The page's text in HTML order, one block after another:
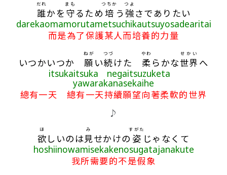
誰
だれ
かを 守
まも
るため 培
つちか
う 強
つよ
さでありたい
darekaomamorutametsuchikautsuyosadearitai
而是為了保護某人而培養的力量
いつかいつか 願
ねが
い続
つづ
けた 柔
やわ
らかな世界
せかい
へ
itsukaitsuka negaitsuzuketa
yawarakanasekaihe
總有一天 總有一天持續願望向著柔軟的世界
♪
欲
ほ
しいのは見
み
せかけの 姿
すがた
じゃなくて
hoshiinowamisekakenosugatajanakute
我所需要的不是假象